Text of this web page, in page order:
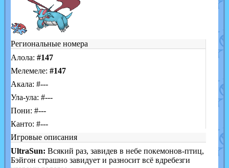
Региональные номера
Алола: #147
Мелемеле: #147
Акала: #---
Ула-ула: #---
Пони: #---
Канто: #---
Игровые описания
UltraSun: Всякий раз, завидев в небе покемонов-птиц,
Бэйгон страшно завидует и разносит всё вдребезги